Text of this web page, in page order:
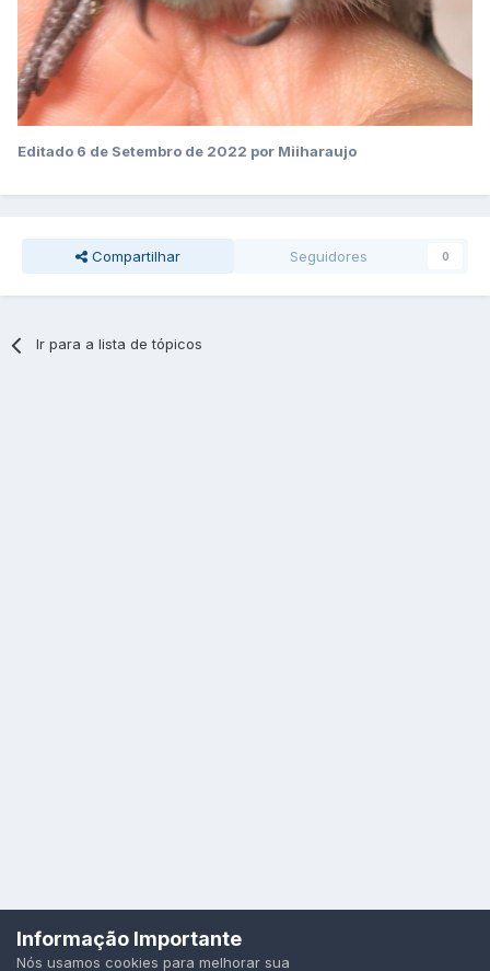
Editado 6 de Setembro de 2022 por Miiharaujo
Compartilhar Seguidores 0
Ir para a lista de tópicos
Idioma Política de Privacidade
Todos os direitos reservados.
Informação Importante
Nós usamos cookies para melhorar sua